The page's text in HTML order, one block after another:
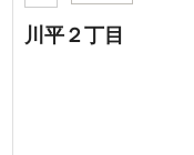
川平２丁目